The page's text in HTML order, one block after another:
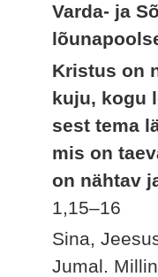
Varda- ja
Kristus on
kuju, kogu
sest tema
mis on
on nähtav
1,15–16
Sina,
Jumal.